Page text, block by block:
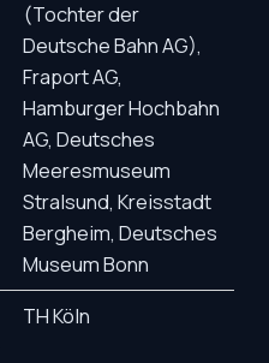
(Tochter der
Deutsche Bahn AG),
Fraport AG,
Hamburger Hochbahn
AG, Deutsches
Meeresmuseum
Stralsund, Kreisstadt
Bergheim, Deutsches
Museum Bonn
TH Köln